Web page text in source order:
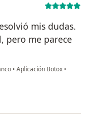
mis dudas.
pero me parece
• Aplicación Botox •